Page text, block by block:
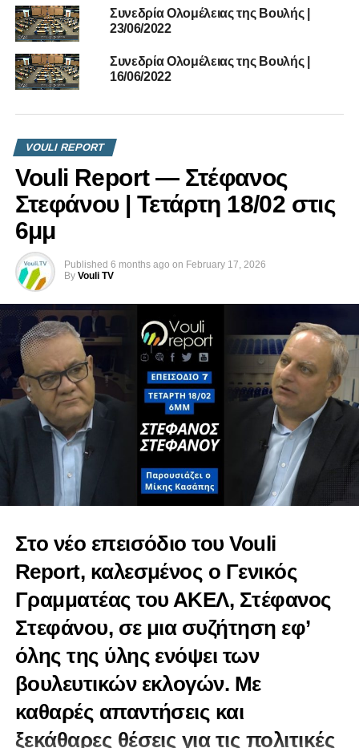
Συνεδρία Ολομέλειας της Βουλής |
23/06/2022
Συνεδρία Ολομέλειας της Βουλής |
16/06/2022
VOULI REPORT
Vouli Report — Στέφανος
Στεφάνου | Τετάρτη 18/02 στις
6μμ
Published 6 months ago on February 17, 2026
By Vouli TV
Στο νέο επεισόδιο του Vouli
Report, καλεσμένος ο Γενικός
Γραμματέας του ΑΚΕΛ, Στέφανος
Στεφάνου, σε μια συζήτηση εφ’
όλης της ύλης ενόψει των
βουλευτικών εκλογών. Με
καθαρές απαντήσεις και
ξεκάθαρες θέσεις για τις πολιτικές